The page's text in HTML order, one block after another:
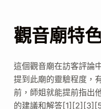
觀音廟特
這個觀音廟在訪客評論
提到此廟的靈驗程度，
前，師姐就能提前指出
的建議和解答